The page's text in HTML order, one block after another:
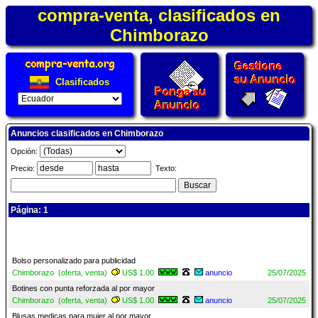
compra-venta, clasificados en
Chimborazo
Clasificados
Anuncios clasificados en Chimborazo
Opción:
Precio:
Texto:
Página: 1
Bolso personalizado para publicidad
Chimborazo (oferta, venta)
US$ 1.00 anuncio
25/07/2025
Botines con punta reforzada al por mayor
Chimborazo (oferta, venta)
US$ 1.00 anuncio
25/07/2025
Blusas medicas para mujer al por mayor